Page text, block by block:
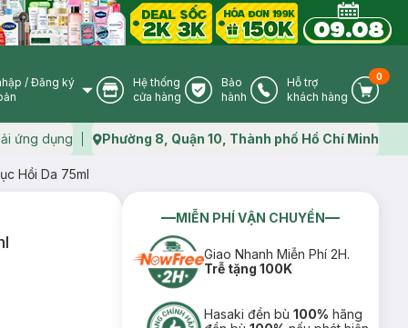
User Icon
/ Đăng ký
Store Icon
Hệ thống
cửa hàng
Warranty Icon
Bảo
hành
Phone Icon
Hỗ trợ
khách hàng
Cart
0
ứng dụng Map icon
Phường 8, Quận 10, Thành phố Hồ Chí Minh
Hồi Da 75ml
MIỄN PHÍ VẬN CHUYỂN
Giao Nhanh Miễn Phí 2H.
Trễ tặng 100K
Hasaki đền bù100% hãng